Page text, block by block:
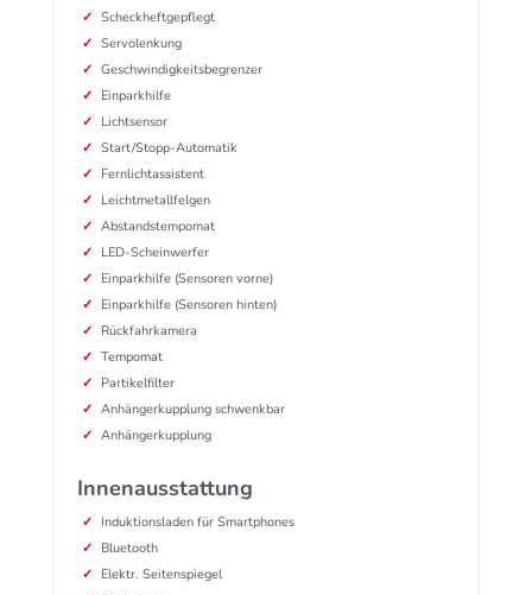
Scheckheftgepflegt
Servolenkung
Geschwindigkeitsbegrenzer
Einparkhilfe
Lichtsensor
Start/Stopp-Automatik
Fernlichtassistent
Leichtmetallfelgen
Abstandstempomat
LED-Scheinwerfer
Einparkhilfe (Sensoren vorne)
Einparkhilfe (Sensoren hinten)
Rückfahrkamera
Tempomat
Partikelfilter
Anhängerkupplung schwenkbar
Anhängerkupplung
Innenausstattung
Induktionsladen für Smartphones
Bluetooth
Elektr. Seitenspiegel